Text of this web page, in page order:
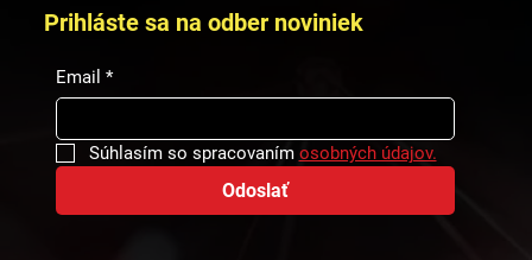
Prihláste sa na odber noviniek
Email *
Súhlasím so spracovaním osobných údajov.
Odoslať